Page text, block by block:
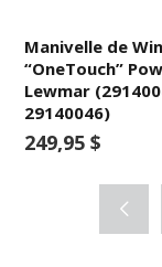
Manivelle de
“OneTouch”
Lewmar
29140046)
249,95 $